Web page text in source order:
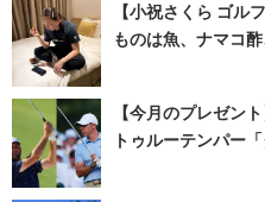
【小祝さくら ゴ
ものは魚、ナマコ
【今月のプレゼン
トゥルーテンパー